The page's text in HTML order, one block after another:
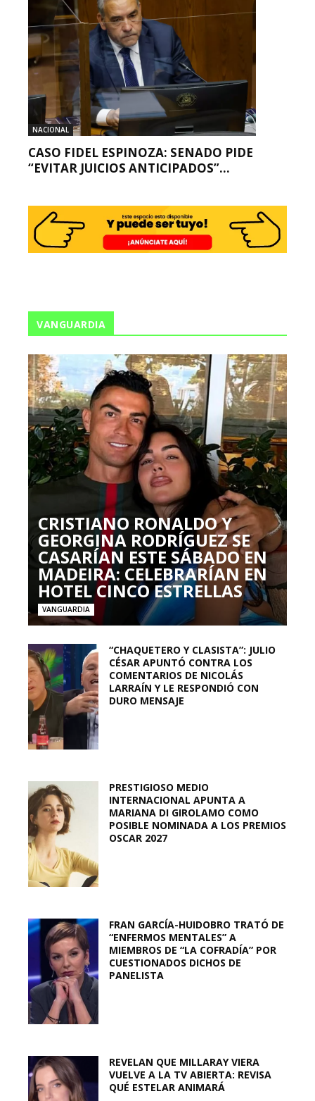
NACIONAL
CASO FIDEL ESPINOZA: SENADO PIDE
“EVITAR JUICIOS ANTICIPADOS”...
VANGUARDIA
CRISTIANO RONALDO Y
GEORGINA RODRÍGUEZ SE
CASARÍAN ESTE SÁBADO EN
MADEIRA: CELEBRARÍAN EN
HOTEL CINCO ESTRELLAS
VANGUARDIA
“CHAQUETERO Y CLASISTA”: JULIO
CÉSAR APUNTÓ CONTRA LOS
COMENTARIOS DE NICOLÁS
LARRAÍN Y LE RESPONDIÓ CON
DURO MENSAJE
PRESTIGIOSO MEDIO
INTERNACIONAL APUNTA A
MARIANA DI GIROLAMO COMO
POSIBLE NOMINADA A LOS PREMIOS
OSCAR 2027
FRAN GARCÍA-HUIDOBRO TRATÓ DE
“ENFERMOS MENTALES” A
MIEMBROS DE “LA COFRADÍA” POR
CUESTIONADOS DICHOS DE
PANELISTA
REVELAN QUE MILLARAY VIERA
VUELVE A LA TV ABIERTA: REVISA
QUÉ ESTELAR ANIMARÁ